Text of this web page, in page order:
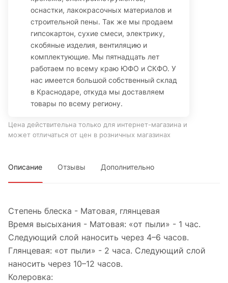
оснастки, лакокрасочных материалов и
строительной пены. Так же мы продаем
гипсокартон, сухие смеси, электрику,
скобяные изделия, вентиляцию и
комплектующие. Мы пятнадцать лет
работаем по всему краю ЮФО и СКФО. У
нас имеется большой собственный склад
в Краснодаре, откуда мы доставляем
товары по всему региону.
Цена действительна только для интернет-магазина и
может отличаться от цен в розничных магазинах
Описание Отзывы Дополнительно
Степень блеска - Матовая, глянцевая
Время высыхания - Матовая: «от пыли» - 1 час.
Следующий слой наносить через 4–6 часов.
Глянцевая: «от пыли» - 2 часа. Следующий слой
наносить через 10–12 часов.
Колеровка: